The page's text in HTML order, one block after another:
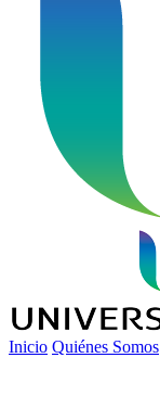
Inicio Quiénes Somos